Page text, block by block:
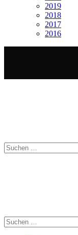
2019
2018
2017
2016
Suchen
nach:
Suchen
nach: